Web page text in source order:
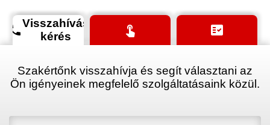
phoneVisszahívás
kérés
touch_app fact_check
Szakértőnk visszahívja és segít választani az
Ön igényeinek megfelelő szolgáltatásaink közül.